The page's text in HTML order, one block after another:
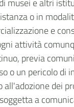
e altri
o in
e
attività
previa
o un pericolo
all'adozione
a